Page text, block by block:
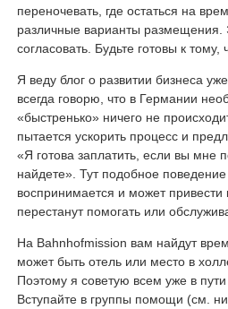
переночевать, где остаться на
различные варианты размещения.
согласовать. Будьте готовы к тому,
Я веду блог о развитии бизнеса
всегда говорю, что в Германии
«быстренько» ничего не
пытается ускорить процесс и
«Я готова заплатить, если вы мне
найдете». Тут подобное
воспринимается и может привести
перестанут помогать или
На Bahnhofmission вам найдут
может быть отель или место в
Поэтому я советую всем уже в пути
Вступайте в группы помощи (см.